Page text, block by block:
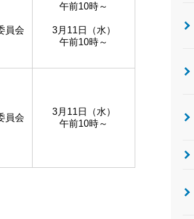
員会
午前10時～
3月11日（水）
午前10時～
員会
3月11日（水）
午前10時～